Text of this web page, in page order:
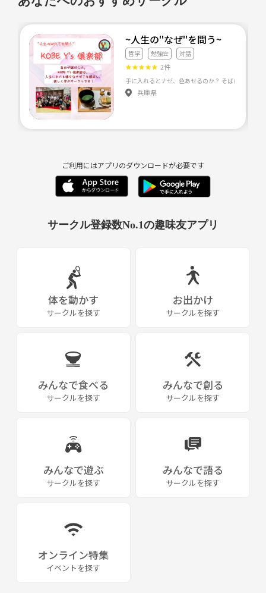
哲学 勉強会 対話
★★★★★ 2件
兵庫県
ご利用にはアプリのダウンロードが必要です
サークル登録数No.1の趣味友アプリ
体を動かす
サークルを探す
お出かけ
サークルを探す
みんなで食べる
サークルを探す
みんなで創る
サークルを探す
みんなで遊ぶ
サークルを探す
みんなで語る
サークルを探す
オンライン特集
イベントを探す